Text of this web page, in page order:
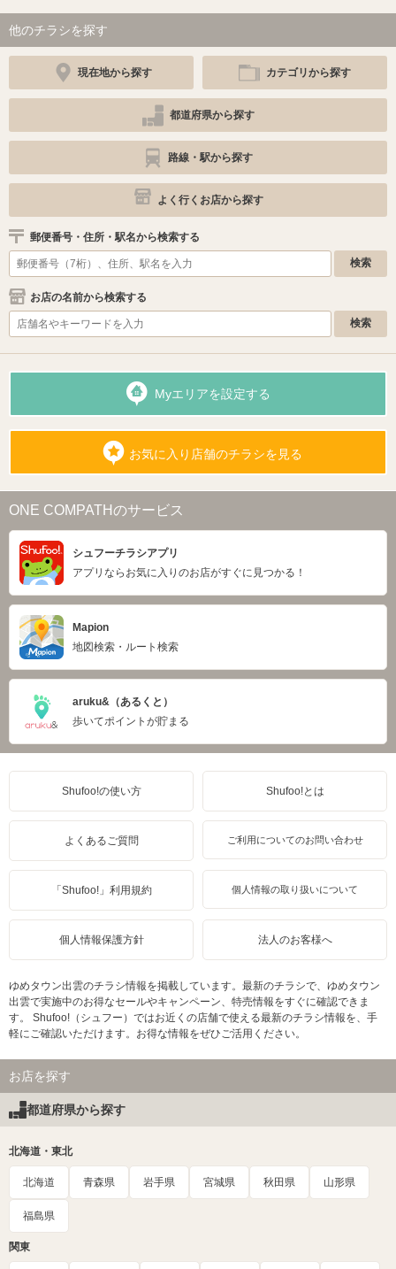
他のチラシを探す
現在地から探す カテゴリから探す
都道府県から探す
路線・駅から探す
よく行くお店から探す
郵便番号・住所・駅名から検索する
お店の名前から検索する
Myエリアを設定する
お気に入り店舗のチラシを見る
ONE COMPATHのサービス
シュフーチラシアプリ
アプリならお気に入りのお店がすぐに見つかる！
Mapion
地図検索・ルート検索
aruku&（あるくと）
歩いてポイントが貯まる
Shufoo!の使い方 Shufoo!とは
よくあるご質問 ご利用についてのお問い合わせ
「Shufoo!」利用規約 個人情報の取り扱いについて
個人情報保護方針 法人のお客様へ
ゆめタウン出雲のチラシ情報を掲載しています。最新のチラシで、ゆめタウン
出雲で実施中のお得なセールやキャンペーン、特売情報をすぐに確認できま
す。 Shufoo!（シュフー）ではお近くの店舗で使える最新のチラシ情報を、手
軽にご確認いただけます。お得な情報をぜひご活用ください。
お店を探す
都道府県から探す
北海道・東北
北海道 青森県 岩手県 宮城県 秋田県 山形県
福島県
関東